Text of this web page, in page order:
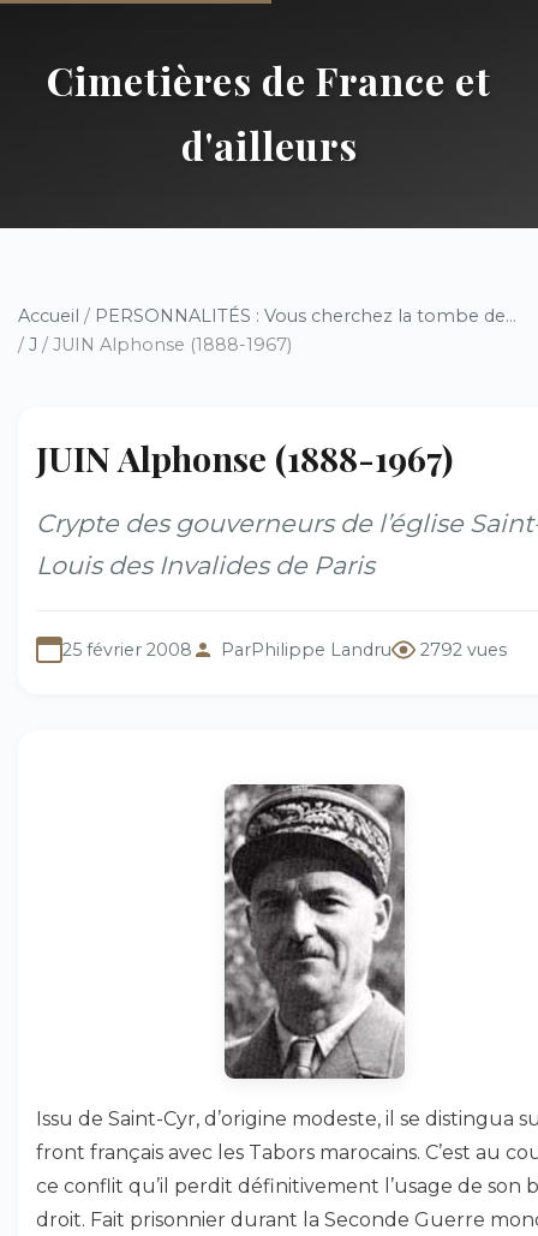
Cimetières de France et
d'ailleurs
Accueil / PERSONNALITÉS : Vous cherchez la tombe de...
/ J / JUIN Alphonse (1888-1967)
JUIN Alphonse (1888-1967)
Crypte des gouverneurs de l’église
Louis des Invalides de Paris
25 février 2008 ParPhilippe Landru 2792 vues
Issu de Saint-Cyr, d’origine modeste, il se distingua
front français avec les Tabors marocains. C’est au
ce conflit qu’il perdit définitivement l’usage de son
droit. Fait prisonnier durant la Seconde Guerre